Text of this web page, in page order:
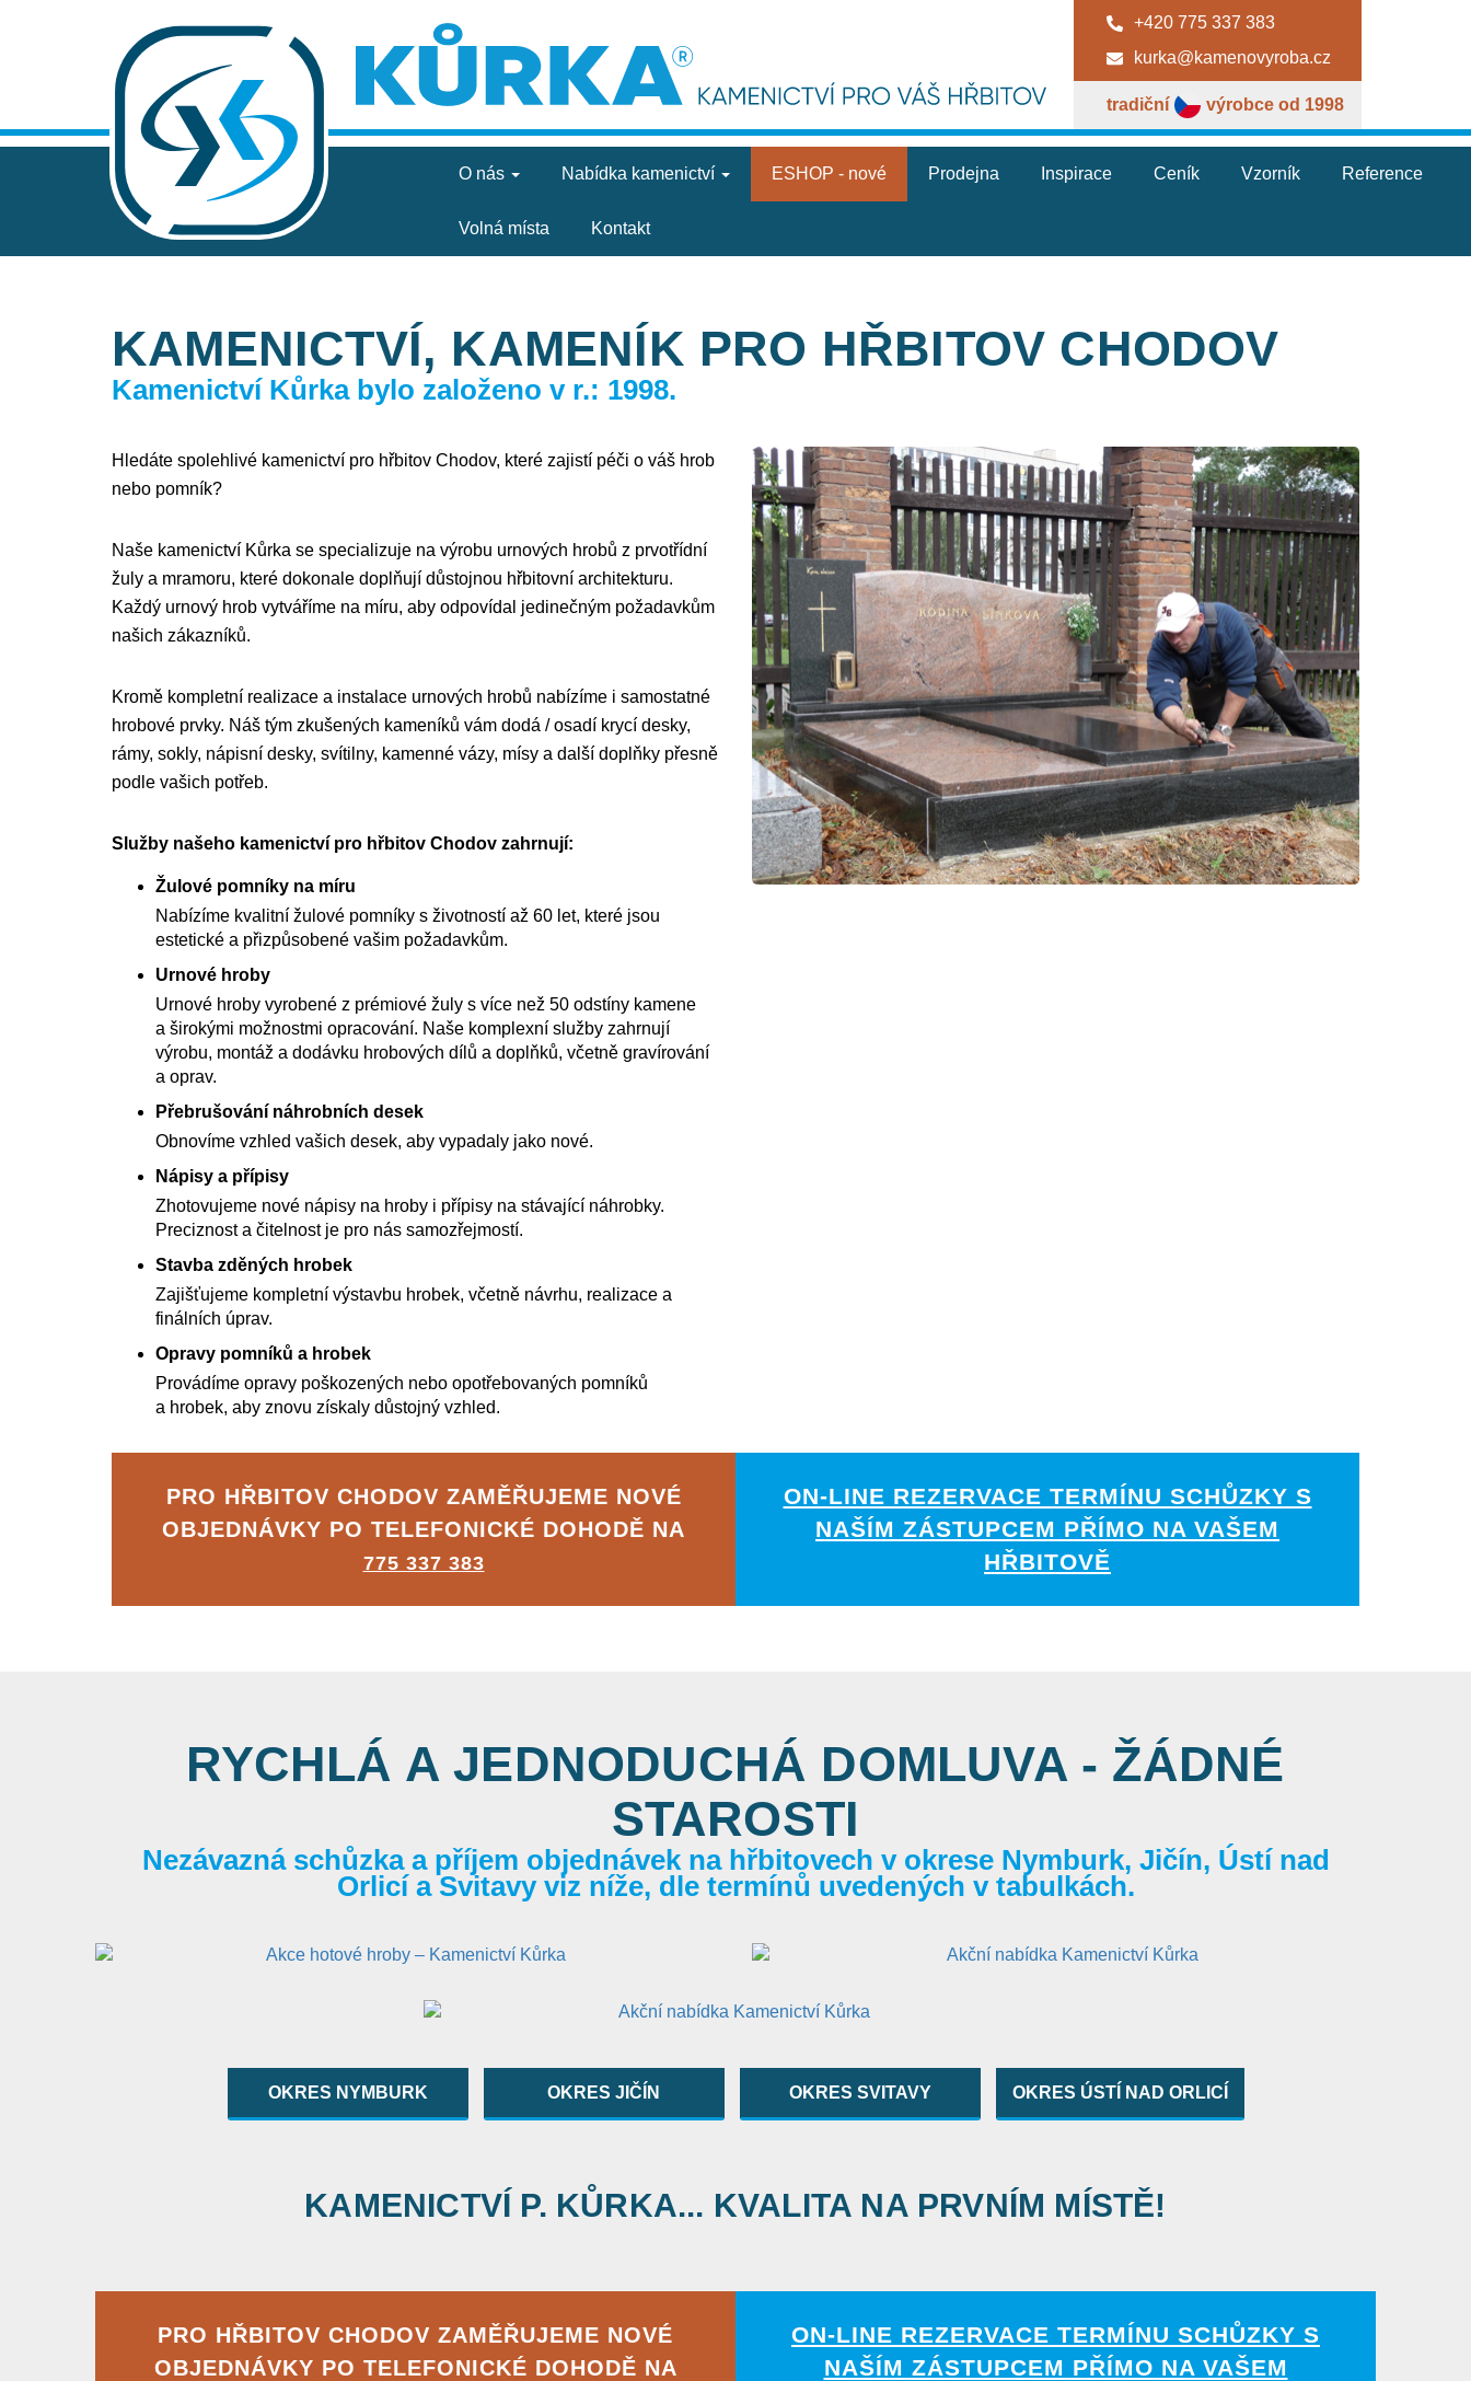
+420 775 337 383
kurka@kamenovyroba.cz
tradiční výrobce od 1998
O nás Nabídka kamenictví ESHOP - nové Prodejna Inspirace Ceník Vzorník Reference
Volná místa Kontakt
KAMENICTVÍ, KAMENÍK PRO HŘBITOV CHODOV
Kamenictví Kůrka bylo založeno v r.: 1998.
Hledáte spolehlivé kamenictví pro hřbitov Chodov, které zajistí péči o váš hrob
nebo pomník?
Naše kamenictví Kůrka se specializuje na výrobu urnových hrobů z prvotřídní
žuly a mramoru, které dokonale doplňují důstojnou hřbitovní architekturu.
Každý urnový hrob vytváříme na míru, aby odpovídal jedinečným požadavkům
našich zákazníků.
Kromě kompletní realizace a instalace urnových hrobů nabízíme i samostatné
hrobové prvky. Náš tým zkušených kameníků vám dodá / osadí krycí desky,
rámy, sokly, nápisní desky, svítilny, kamenné vázy, mísy a další doplňky přesně
podle vašich potřeb.
Služby našeho kamenictví pro hřbitov Chodov zahrnují:
Žulové pomníky na míru
Nabízíme kvalitní žulové pomníky s životností až 60 let, které jsou
estetické a přizpůsobené vašim požadavkům.
Urnové hroby
Urnové hroby vyrobené z prémiové žuly s více než 50 odstíny kamene
a širokými možnostmi opracování. Naše komplexní služby zahrnují
výrobu, montáž a dodávku hrobových dílů a doplňků, včetně gravírování
a oprav.
Přebrušování náhrobních desek
Obnovíme vzhled vašich desek, aby vypadaly jako nové.
Nápisy a přípisy
Zhotovujeme nové nápisy na hroby i přípisy na stávající náhrobky.
Preciznost a čitelnost je pro nás samozřejmostí.
Stavba zděných hrobek
Zajišťujeme kompletní výstavbu hrobek, včetně návrhu, realizace a
finálních úprav.
Opravy pomníků a hrobek
Provádíme opravy poškozených nebo opotřebovaných pomníků
a hrobek, aby znovu získaly důstojný vzhled.
PRO HŘBITOV CHODOV ZAMĚŘUJEME NOVÉ
OBJEDNÁVKY PO TELEFONICKÉ DOHODĚ NA
775 337 383
ON-LINE REZERVACE TERMÍNU SCHŮZKY S
NAŠÍM ZÁSTUPCEM PŘÍMO NA VAŠEM
HŘBITOVĚ
RYCHLÁ A JEDNODUCHÁ DOMLUVA - ŽÁDNÉ
STAROSTI
Nezávazná schůzka a příjem objednávek na hřbitovech v okrese Nymburk, Jičín, Ústí nad
Orlicí a Svitavy viz níže, dle termínů uvedených v tabulkách.
OKRES NYMBURK OKRES JIČÍN OKRES SVITAVY OKRES ÚSTÍ NAD ORLICÍ
KAMENICTVÍ P. KŮRKA... KVALITA NA PRVNÍM MÍSTĚ!
PRO HŘBITOV CHODOV ZAMĚŘUJEME NOVÉ
OBJEDNÁVKY PO TELEFONICKÉ DOHODĚ NA
ON-LINE REZERVACE TERMÍNU SCHŮZKY S
NAŠÍM ZÁSTUPCEM PŘÍMO NA VAŠEM